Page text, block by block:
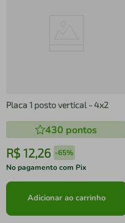
Placa 1 posto vertical - 4x2
430 pontos
R$ 12,26 -65%
No pagamento com Pix
Adicionar ao carrinho